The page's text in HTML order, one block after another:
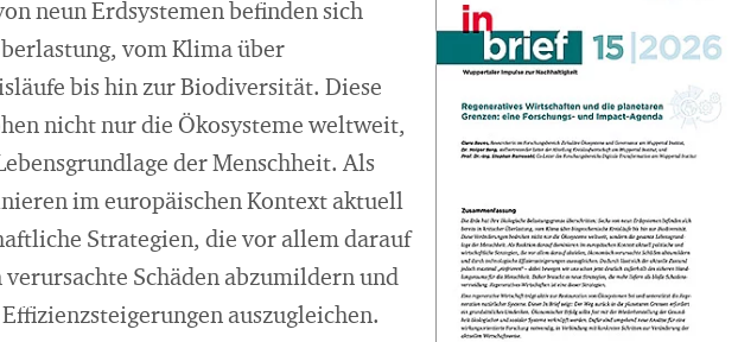
neun Erdsystemen befinden sich
vom Klima über
bis hin zur Biodiversität. Diese
nicht nur die Ökosysteme weltweit,
der Menschheit. Als
im europäischen Kontext aktuell
Strategien, die vor allem darauf
Schäden abzumildern und
auszugleichen.